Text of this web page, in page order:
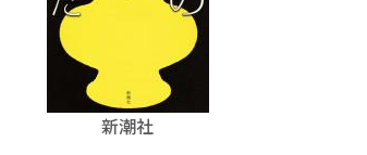
新潮社